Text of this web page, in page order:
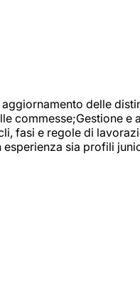
delle
commesse;Gestione
fasi e regole di
sia profili